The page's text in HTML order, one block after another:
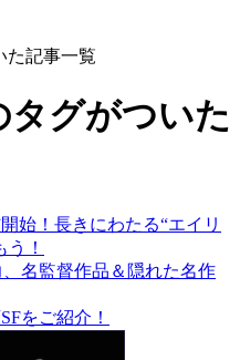
た記事一覧
グがついた
始！長きにわたる“エイリ
！
名監督作品＆隠れた名作
をご紹介！